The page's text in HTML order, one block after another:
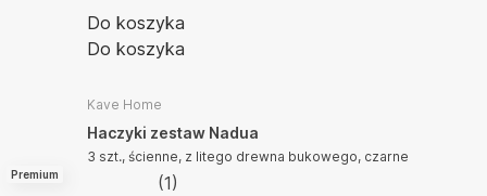
Do koszyka
Do koszyka
Premium
Kave Home
Haczyki zestaw Nadua
3 szt., ścienne, z litego drewna bukowego, czarne
(1)